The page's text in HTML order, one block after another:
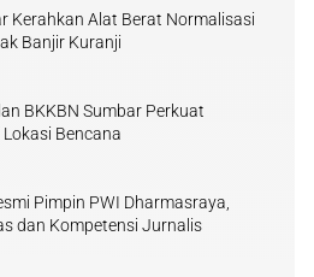
Kerahkan Alat Berat Normalisasi
Banjir Kuranji
BKKBN Sumbar Perkuat
Bencana
Pimpin PWI Dharmasraya,
dan Kompetensi Jurnalis